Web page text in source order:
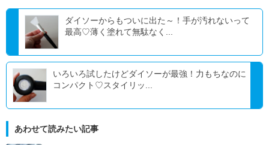
ダイソーからもついに出た～！手が汚れないって
最高♡薄く塗れて無駄なく...
いろいろ試したけどダイソーが最強！力もちなのに
コンパクト♡スタイリッ...
あわせて読みたい記事